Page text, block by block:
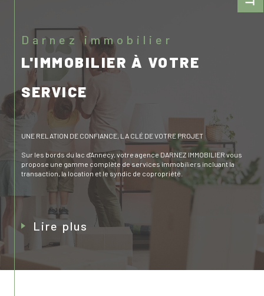
darnez immobilier
L'IMMOBILIER À VOTRE
SERVICE
UNE RELATION DE CONFIANCE, LA CLÉ DE VOTRE PROJET
Sur les bords du lac d'Annecy, votre agence DARNEZ IMMOBILIER vous
propose une gamme complète de services immobiliers incluant la
transaction, la location et le syndic de copropriété.
lire plus